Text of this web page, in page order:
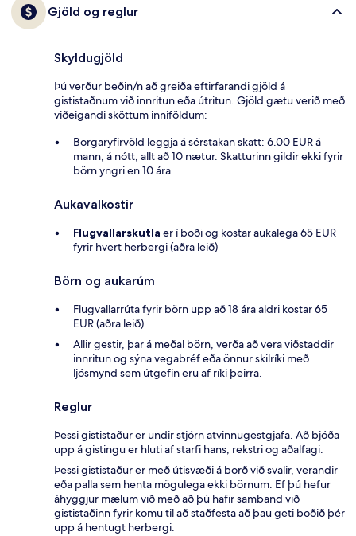
Gjöld og reglur
Skyldugjöld
Þú verður beðin/n að greiða eftirfarandi gjöld á
gististaðnum við innritun eða útritun. Gjöld gætu verið með
viðeigandi sköttum inniföldum:
Borgaryfirvöld leggja á sérstakan skatt: 6.00 EUR á
mann, á nótt, allt að 10 nætur. Skatturinn gildir ekki fyrir
börn yngri en 10 ára.
Aukavalkostir
Flugvallarskutla er í boði og kostar aukalega 65 EUR
fyrir hvert herbergi (aðra leið)
Börn og aukarúm
Flugvallarrúta fyrir börn upp að 18 ára aldri kostar 65
EUR (aðra leið)
Allir gestir, þar á meðal börn, verða að vera viðstaddir
innritun og sýna vegabréf eða önnur skilríki með
ljósmynd sem útgefin eru af ríki þeirra.
Reglur
Þessi gististaður er undir stjórn atvinnugestgjafa. Að bjóða
upp á gistingu er hluti af starfi hans, rekstri og aðalfagi.
Þessi gististaður er með útisvæði á borð við svalir, verandir
eða palla sem henta mögulega ekki börnum. Ef þú hefur
áhyggjur mælum við með að þú hafir samband við
gististaðinn fyrir komu til að staðfesta að þau geti boðið þér
upp á hentugt herbergi.